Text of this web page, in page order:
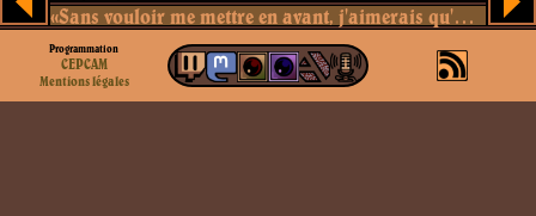
«Sans vouloir me mettre en avant, j'aimerais qu'on rebaptise l'ununoctiun bouletium. Ça sonne mieux.»
Programmation
CEPCAM
Mentions légales